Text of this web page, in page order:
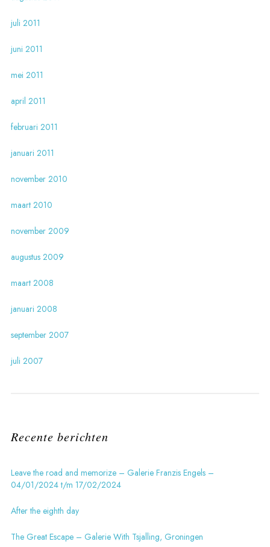
juli 2011
juni 2011
mei 2011
april 2011
februari 2011
januari 2011
november 2010
maart 2010
november 2009
augustus 2009
maart 2008
januari 2008
september 2007
juli 2007
Recente berichten
Leave the road and memorize – Galerie Franzis Engels –
04/01/2024 t/m 17/02/2024
After the eighth day
The Great Escape – Galerie With Tsjalling, Groningen